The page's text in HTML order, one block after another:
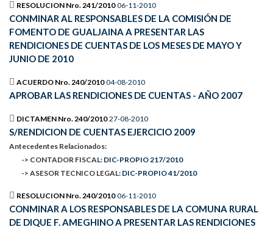
RESOLUCION Nro. 241/2010 06-11-2010
CONMINAR AL RESPONSABLES DE LA COMISIÓN DE
FOMENTO DE GUALJAINA A PRESENTAR LAS
RENDICIONES DE CUENTAS DE LOS MESES DE MAYO Y
JUNIO DE 2010
ACUERDO Nro. 240/2010 04-08-2010
APROBAR LAS RENDICIONES DE CUENTAS - AÑO 2007
DICTAMEN Nro. 240/2010 27-08-2010
S/RENDICION DE CUENTAS EJERCICIO 2009
Antecedentes Relacionados:
-> CONTADOR FISCAL: DIC-PROPIO 217/2010
-> ASESOR TECNICO LEGAL: DIC-PROPIO 41/2010
RESOLUCION Nro. 240/2010 06-11-2010
CONMINAR A LOS RESPONSABLES DE LA COMUNA RURAL
DE DIQUE F. AMEGHINO A PRESENTAR LAS RENDICIONES